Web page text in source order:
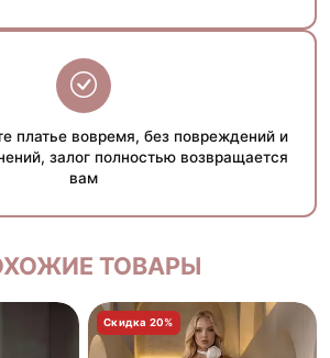
платье вовремя, без повреждений и
залог полностью возвращается
вам
ТОВАРЫ
Скидка 20%